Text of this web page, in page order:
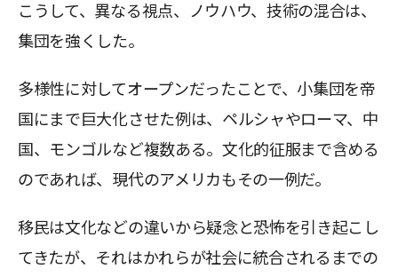
こうして、異なる視点、ノウハウ、技術の混合は、
集団を強くした。
多様性に対してオープンだったことで、小集団を帝
国にまで巨大化させた例は、ペルシャやローマ、中
国、モンゴルなど複数ある。文化的征服まで含める
のであれば、現代のアメリカもその一例だ。
移民は文化などの違いから疑念と恐怖を引き起こし
てきたが、それはかれらが社会に統合されるまでの